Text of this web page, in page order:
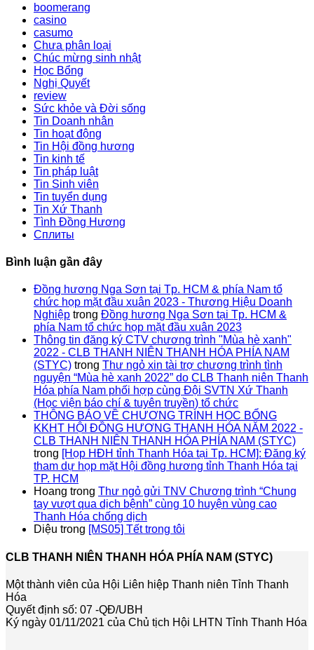
boomerang
casino
casumo
Chưa phân loại
Chúc mừng sinh nhật
Học Bổng
Nghị Quyết
review
Sức khỏe và Đời sống
Tin Doanh nhân
Tin hoạt động
Tin Hội đồng hương
Tin kinh tế
Tin pháp luật
Tin Sinh viên
Tin tuyển dụng
Tin Xứ Thanh
Tình Đồng Hương
Сплиты
Bình luận gần đây
Đồng hương Nga Sơn tại Tp. HCM & phía Nam tổ
chức họp mặt đầu xuân 2023 - Thương Hiệu Doanh
Nghiệp trong Đồng hương Nga Sơn tại Tp. HCM &
phía Nam tổ chức họp mặt đầu xuân 2023
Thông tin đăng ký CTV chương trình "Mùa hè xanh"
2022 - CLB THANH NIÊN THANH HÓA PHÍA NAM
(STYC) trong Thư ngỏ xin tài trợ chương trình tình
nguyện “Mùa hè xanh 2022” do CLB Thanh niên Thanh
Hóa phía Nam phối hợp cùng Đội SVTN Xứ Thanh
(Học viện báo chí & tuyên truyền) tổ chức
THÔNG BÁO VỀ CHƯƠNG TRÌNH HỌC BỔNG
KKHT HỘI ĐỒNG HƯƠNG THANH HÓA NĂM 2022 -
CLB THANH NIÊN THANH HÓA PHÍA NAM (STYC)
trong
[Họp HĐH tỉnh Thanh Hóa tại Tp. HCM]: Đăng ký
tham dự họp mặt Hội đồng hương tỉnh Thanh Hóa tại
TP. HCM
Hoang trong Thư ngỏ gửi TNV Chương trình “Chung
tay vượt qua dịch bệnh” cùng 10 huyện vùng cao
Thanh Hóa chống dịch
Diệu trong [MS05] Tết trong tôi
CLB THANH NIÊN THANH HÓA PHÍA NAM (STYC)
Một thành viên của Hội Liên hiệp Thanh niên Tỉnh Thanh
Hóa
Quyết định số: 07 -QĐ/UBH
Ký ngày 01/11/2021 của Chủ tịch Hội LHTN Tỉnh Thanh Hóa